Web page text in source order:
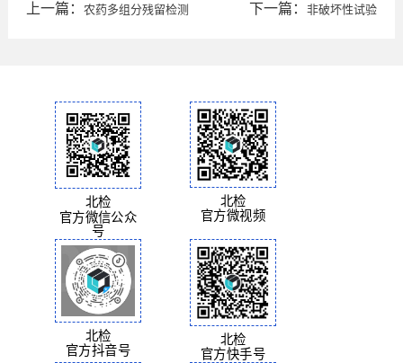
上一篇： 农药多组分残留检测 下一篇：非破坏性试验
北检
官方微信公众
号
北检
官方微视频
北检
官方抖音号
北检
官方快手号